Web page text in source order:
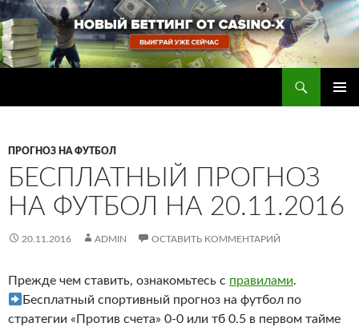
Перейти
к
содержимому
ПРОГНОЗ НА ФУТБОЛ
БЕСПЛАТНЫЙ ПРОГНОЗ
НА ФУТБОЛ НА 20.11.2016
20.11.2016 ADMIN ОСТАВИТЬ КОММЕНТАРИЙ
Прежде чем ставить, ознакомьтесь с правилами.
Бесплатный спортивный прогноз на футбол по
стратегии «Против счета» 0-0 или тб 0.5 в первом тайме